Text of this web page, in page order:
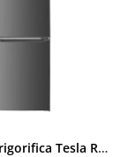
Combina frigorifica Tesla RC2600HXE, 262 l, Clasa E, Iluminare LED, dezghetare automata frigider, H 180 cm, Inox